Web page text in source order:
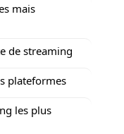
mais
de streaming
plateformes
les plus